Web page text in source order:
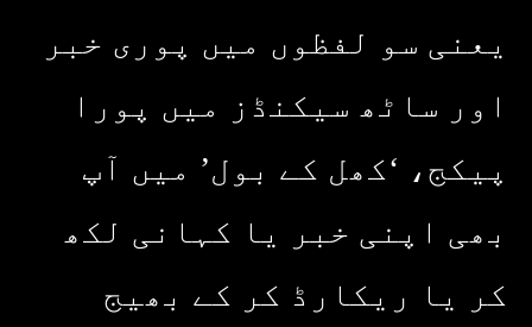
یعنی سو لفظوں میں پوری خبر
اور ساٹھ سیکنڈز میں پورا
پیکج، ‘کھل کے بول’ میں آپ
بھی اپنی خبر یا کہانی لکھ
کر یا ریکارڈ کر کے بھیج